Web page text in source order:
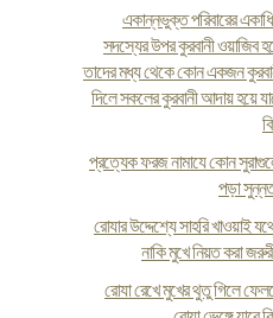
একান্নভুক্ত পরিবারের
সদস্যের উপর কুরবানী ওয়াজিব
তাদের মধ্য থেকে কোন একজন
দিলে সকলের কুরবানী আদায় হয়ে
প্রত্যেক ফরজ নামাযে কোন
পড়া
রোযার উদ্দেশ্যে সাহরি খাওয়াই
নাকি মুখে নিয়ত করা
রোযা রেখে মুখের থুতু গিলে